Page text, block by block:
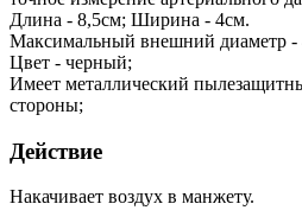
Длина - 8,5см; Ширина - 4см.
Максимальный внешний диаметр -
Цвет - черный;
Имеет металлический
стороны;
Действие
Накачивает воздух в манжету.